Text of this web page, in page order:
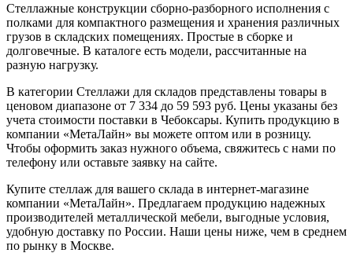
Стеллажные конструкции сборно-разборного исполнения с
полками для компактного размещения и хранения различных
грузов в складских помещениях. Простые в сборке и
долговечные. В каталоге есть модели, рассчитанные на
разную нагрузку.
В категории Стеллажи для складов представлены товары в
ценовом диапазоне от 7 334 до 59 593 руб. Цены указаны без
учета стоимости поставки в Чебоксары. Купить продукцию в
компании «МетаЛайн» вы можете оптом или в розницу.
Чтобы оформить заказ нужного объема, свяжитесь с нами по
телефону или оставьте заявку на сайте.
Купите стеллаж для вашего склада в интернет-магазине
компании «МетаЛайн». Предлагаем продукцию надежных
производителей металлической мебели, выгодные условия,
удобную доставку по России. Наши цены ниже, чем в среднем
по рынку в Москве.